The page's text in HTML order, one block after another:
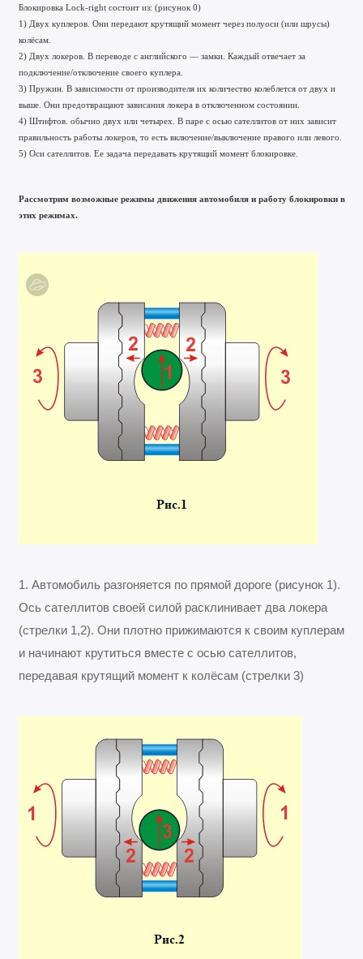
Блокировка Lock-right состоит из: (рисунок 0)
1) Двух куплеров. Они передают крутящий момент через полуоси (или шрусы)
колёсам.
2) Двух локеров. В переводе с английского — замки. Каждый отвечает за
подключение/отключение своего куплера.
3) Пружин. В зависимости от производителя их количество колеблется от двух и
выше. Они предотвращают зависания локера в отключенном состоянии.
4) Штифтов. обычно двух или четырех. В паре с осью сателлитов от них зависит
правильность работы локеров, то есть включение/выключение правого или левого.
5) Оси сателлитов. Ее задача передавать крутящий момент блокировке.
Рассмотрим возможные режимы движения автомобиля и работу блокировки в
этих режимах.
1. Автомобиль разгоняется по прямой дороге (рисунок 1).
Ось сателлитов своей силой расклинивает два локера
(стрелки 1,2). Они плотно прижимаются к своим куплерам
и начинают крутиться вместе с осью сателлитов,
передавая крутящий момент к колёсам (стрелки 3)